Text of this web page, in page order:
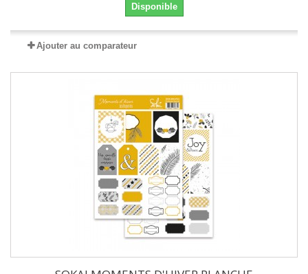
Disponible
Ajouter au comparateur